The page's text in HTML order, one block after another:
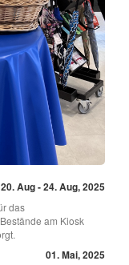
20. Aug - 24. Aug, 2025
das
am Kiosk
01. Mai, 2025